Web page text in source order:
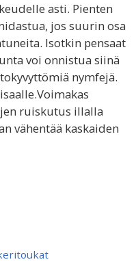
asti. Pienten
jos suurin osa
Isotkin pensaat
voi onnistua siinä
nymfejä.
ruiskutus illalla
vähentää kaskaiden